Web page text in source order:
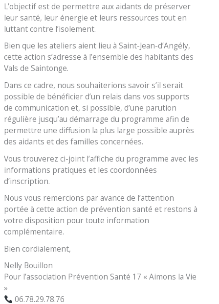
L’objectif est de permettre aux aidants de préserver
leur santé, leur énergie et leurs ressources tout en
luttant contre l’isolement.
Bien que les ateliers aient lieu à Saint-Jean-d’Angély,
cette action s’adresse à l’ensemble des habitants des
Vals de Saintonge.
Dans ce cadre, nous souhaiterions savoir s’il serait
possible de bénéficier d’un relais dans vos supports
de communication et, si possible, d’une parution
régulière jusqu’au démarrage du programme afin de
permettre une diffusion la plus large possible auprès
des aidants et des familles concernées.
Vous trouverez ci-joint l’affiche du programme avec les
informations pratiques et les coordonnées
d’inscription.
Nous vous remercions par avance de l’attention
portée à cette action de prévention santé et restons à
votre disposition pour toute information
complémentaire.
Bien cordialement,
Nelly Bouillon
Pour l’association Prévention Santé 17 « Aimons la Vie
»
06.78.29.78.76